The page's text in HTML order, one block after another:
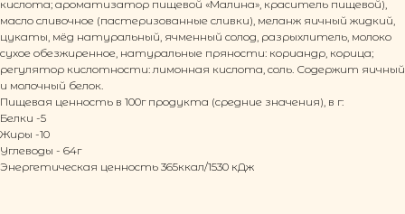
кислота; ароматизатор пищевой «Малина», краситель пищевой),
масло сливочное (пастеризованные сливки), меланж яичный жидкий,
цукаты, мёд натуральный, ячменный солод, разрыхлитель, молоко
сухое обезжиренное, натуральные пряности: кориандр, корица;
регулятор кислотности: лимонная кислота, соль. Содержит яичный
и молочный белок.
Пищевая ценность в 100г продукта (средние значения), в г:
Белки -5
Жиры -10
Углеводы - 64г
Энергетическая ценность 365ккал/1530 кДж
столица»
ОГРН 1197154008193
ИНН 7104082184
Юр. адрес: 300034, Тульская
область, г.Тула, ул.
Мастер-классы
Корпоративные заказы
Наши соц сети